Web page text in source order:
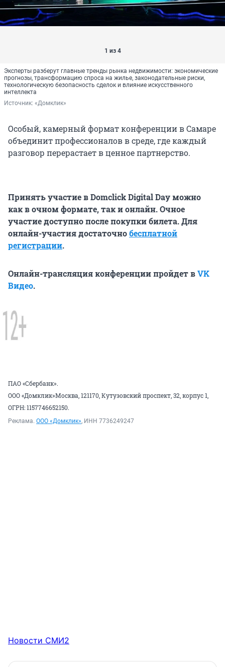
1 из 4
Эксперты разберут главные тренды рынка недвижимости: экономические
прогнозы, трансформацию спроса на жилье, законодательные риски,
технологическую безопасность сделок и влияние искусственного
интеллекта
Источник: «Домклик»
Особый, камерный формат конференции в Самаре
объединит профессионалов в среде, где каждый
разговор перерастает в ценное партнерство.
Принять участие в Domclick Digital Day можно
как в очном формате, так и онлайн. Очное
участие доступно после покупки билета. Для
онлайн-участия достаточнобесплатной
регистрации.
Онлайн-трансляция конференции пройдет вVK
Видео.
ПАО «Сбербанк».
ООО «Домклик»Москва, 121170, Кутузовский проспект, 32, корпус 1,
ОГРН: 1157746652150.
Реклама. ООО «Домклик», ИНН 7736249247
Новости СМИ2